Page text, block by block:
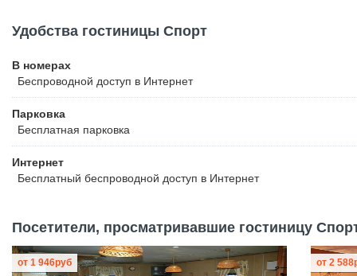
Удобства гостиницы Спорт
В номерах
Беспроводной доступ в Интернет
Парковка
Бесплатная парковка
Интернет
Бесплатный беспроводной доступ в Интернет
Посетители, просматривавшие гостиницу
от 1 946руб от 2 588